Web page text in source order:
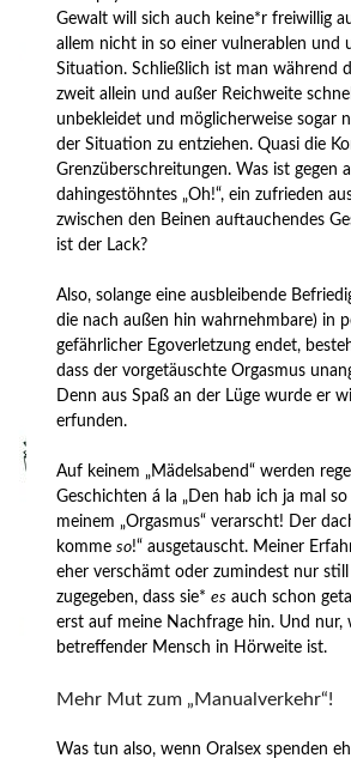
Gewalt will sich auch keine*r freiwillig
allem nicht in so einer vulnerablen und
Situation. Schließlich ist man während
zweit allein und außer Reichweite
unbekleidet und möglicherweise sogar
der Situation zu entziehen. Quasi die
Grenzüberschreitungen. Was ist gegen
dahingestöhntes „Oh!“, ein zufrieden
zwischen den Beinen auftauchendes
ist der Lack?
Also, solange eine ausbleibende
die nach außen hin wahrnehmbare) in
gefährlicher Egoverletzung endet,
dass der vorgetäuschte Orgasmus
Denn aus Spaß an der Lüge wurde er
erfunden.
Auf keinem „Mädelsabend“ werden
Geschichten á la „Den hab ich ja mal
meinem „Orgasmus“ verarscht! Der
kommeso!“ ausgetauscht. Meiner
eher verschämt oder zumindest nur still
zugegeben, dass sie*es auch schon
erst auf meine Nachfrage hin. Und nur,
betreffender Mensch in Hörweite ist.
Mehr Mut zum „Manualverkehr“!
Was tun also, wenn Oralsex spenden